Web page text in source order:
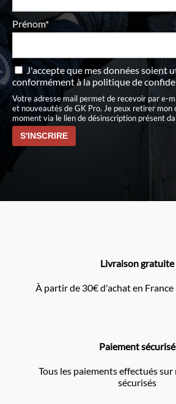
Prénom*
J'accepte que mes données soient
conformément àla politique de
Votre adresse mail permet de recevoir par e-
et nouveautés de GK Pro. Je peux retirer
moment via le lien de désinscription présent
Livraison gratuite
À partir de 30€ d'achat en
Paiement sécurisé
Tous les paiements effectués
sécurisés